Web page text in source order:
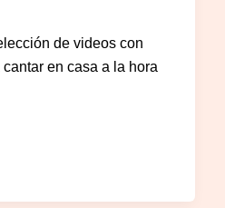
de videos con
en casa a la hora